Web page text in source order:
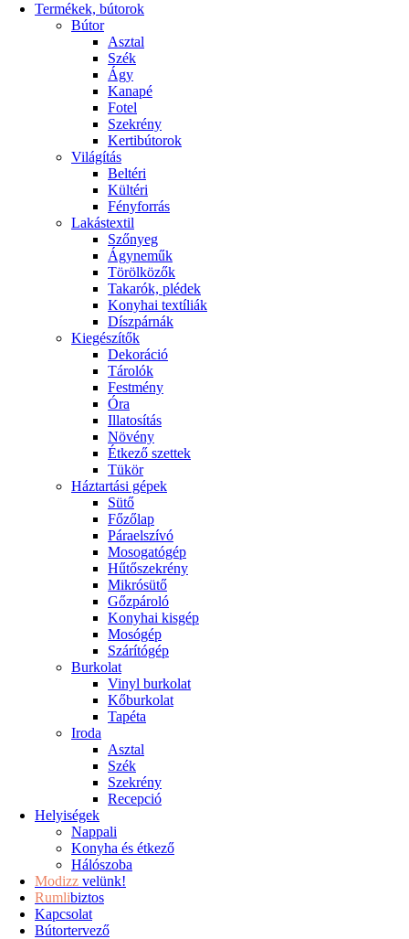
Termékek, bútorok
Bútor
Asztal
Szék
Ágy
Kanapé
Fotel
Szekrény
Kertibútorok
Világítás
Beltéri
Kültéri
Fényforrás
Lakástextil
Szőnyeg
Ágyneműk
Törölközők
Takarók, plédek
Konyhai textíliák
Díszpárnák
Kiegészítők
Dekoráció
Tárolók
Festmény
Óra
Illatosítás
Növény
Étkező szettek
Tükör
Háztartási gépek
Sütő
Főzőlap
Páraelszívó
Mosogatógép
Hűtőszekrény
Mikrósütő
Gőzpároló
Konyhai kisgép
Mosógép
Szárítógép
Burkolat
Vinyl burkolat
Kőburkolat
Tapéta
Iroda
Asztal
Szék
Szekrény
Recepció
Helyiségek
Nappali
Konyha és étkező
Hálószoba
Modizz velünk!
Rumlibiztos
Kapcsolat
Bútortervező